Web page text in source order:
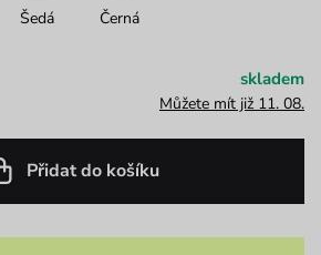
Šedá Černá
skladem
Můžete mít již 11. 08.
Přidat do košíku